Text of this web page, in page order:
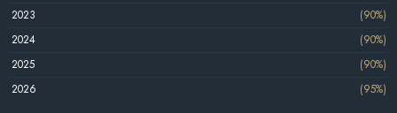
2023
(90%)
2024
(90%)
2025
(90%)
2026
(95%)